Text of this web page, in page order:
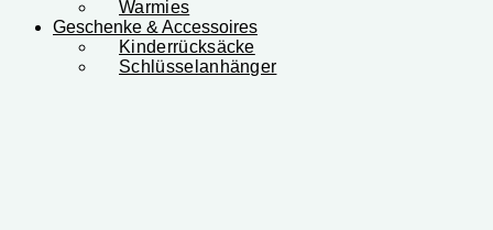
Warmies
Geschenke & Accessoires
Kinderrücksäcke
Schlüsselanhänger